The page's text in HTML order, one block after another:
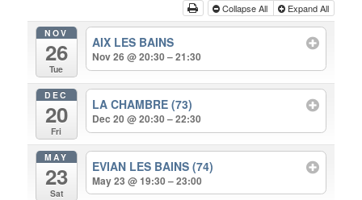
Collapse All Expand All
NOV
26
Tue
AIX LES BAINS
Nov 26 @ 20:30 – 21:30
DEC
20
Fri
LA CHAMBRE (73)
Dec 20 @ 20:30 – 22:30
MAY
23
Sat
EVIAN LES BAINS (74)
May 23 @ 19:30 – 23:00